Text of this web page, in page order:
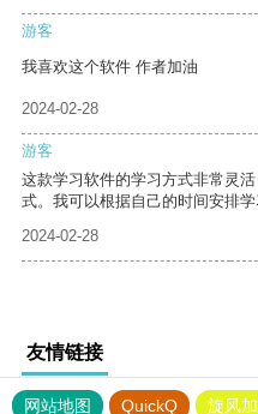
游客
我喜欢这个软件 作者加油
2024-02-28
游客
这款学习软件的学习方式非常灵
式。我可以根据自己的时间安排学
2024-02-28
友情链接
网站地图 QuickQ 旋风